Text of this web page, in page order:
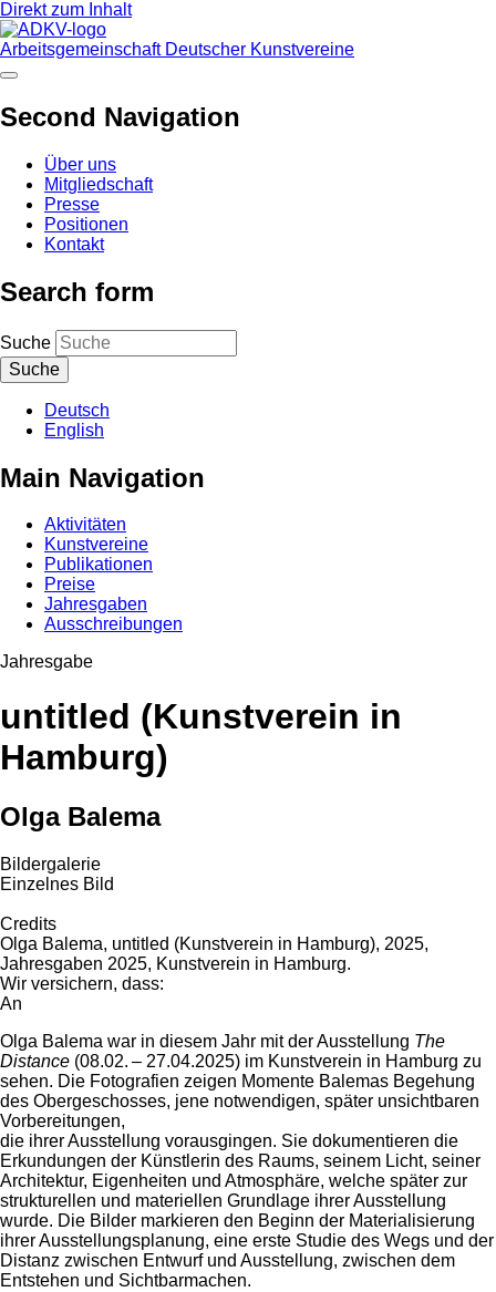
Direkt zum Inhalt
Arbeitsgemeinschaft Deutscher Kunstvereine
Second Navigation
Über uns
Mitgliedschaft
Presse
Positionen
Kontakt
Search form
Suche
Deutsch
English
Main Navigation
Aktivitäten
Kunstvereine
Publikationen
Preise
Jahresgaben
Ausschreibungen
Jahresgabe
untitled (Kunstverein in
Hamburg)
Olga Balema
Bildergalerie
Einzelnes Bild
Credits
Olga Balema, untitled (Kunstverein in Hamburg), 2025,
Jahresgaben 2025, Kunstverein in Hamburg.
Wir versichern, dass:
An
Olga Balema war in diesem Jahr mit der Ausstellung The
Distance (08.02. – 27.04.2025) im Kunstverein in Hamburg zu
sehen. Die Fotografien zeigen Momente Balemas Begehung
des Obergeschosses, jene notwendigen, später unsichtbaren
Vorbereitungen,
die ihrer Ausstellung vorausgingen. Sie dokumentieren die
Erkundungen der Künstlerin des Raums, seinem Licht, seiner
Architektur, Eigenheiten und Atmosphäre, welche später zur
strukturellen und materiellen Grundlage ihrer Ausstellung
wurde. Die Bilder markieren den Beginn der Materialisierung
ihrer Ausstellungsplanung, eine erste Studie des Wegs und der
Distanz zwischen Entwurf und Ausstellung, zwischen dem
Entstehen und Sichtbarmachen.